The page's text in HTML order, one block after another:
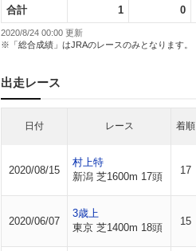
合計 1 0
2020/8/24 00:00 更新
※「総合成績」はJRAのレースのみとなります。
出走レース
日付 レース 着順
2020/08/15
村上特
新潟 芝1600m 17頭
17
2020/06/07
3歳上
東京 芝1400m 18頭
15